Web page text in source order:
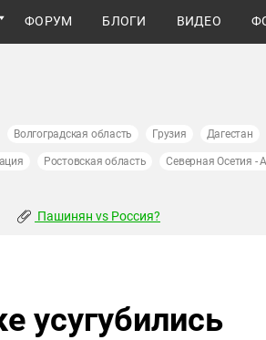
ФОРУМ БЛОГИ ВИДЕО
Волгоградская область Грузия Дагестан
Ростовская область Северная Осетия -
Пашинян vs Россия?
усугубились